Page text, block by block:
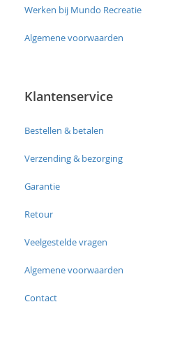
Werken bij Mundo Recreatie
Algemene voorwaarden
Klantenservice
Bestellen & betalen
Verzending & bezorging
Garantie
Retour
Veelgestelde vragen
Algemene voorwaarden
Contact